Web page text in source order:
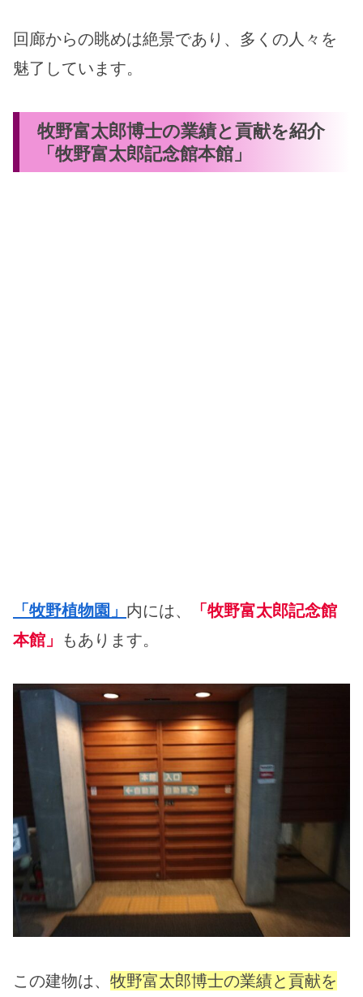
回廊からの眺めは絶景であり、多くの人々を
魅了しています。
牧野富太郎博士の業績と貢献を紹介
「牧野富太郎記念館本館」
「牧野植物園」 内には、
「牧野富太郎記念館
本館」 もあります。
この建物は、 牧野富太郎博士の業績と貢献を